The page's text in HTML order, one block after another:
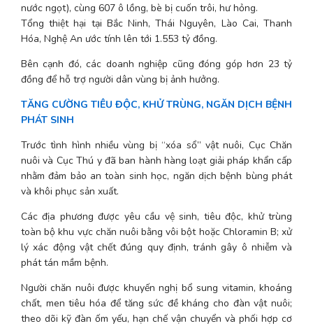
nước ngọt), cùng 607 ô lồng, bè bị cuốn trôi, hư hỏng.
Tổng thiệt hại tại Bắc Ninh, Thái Nguyên, Lào Cai, Thanh
Hóa, Nghệ An ước tính lên tới 1.553 tỷ đồng.
Bên cạnh đó, các doanh nghiệp cũng đóng góp hơn 23 tỷ
đồng để hỗ trợ người dân vùng bị ảnh hưởng.
TĂNG CƯỜNG TIÊU ĐỘC, KHỬ TRÙNG, NGĂN DỊCH BỆNH
PHÁT SINH
Trước tình hình nhiều vùng bị “xóa sổ” vật nuôi, Cục Chăn
nuôi và Cục Thú y đã ban hành hàng loạt giải pháp khẩn cấp
nhằm đảm bảo an toàn sinh học, ngăn dịch bệnh bùng phát
và khôi phục sản xuất.
Các địa phương được yêu cầu vệ sinh, tiêu độc, khử trùng
toàn bộ khu vực chăn nuôi bằng vôi bột hoặc Chloramin B; xử
lý xác động vật chết đúng quy định, tránh gây ô nhiễm và
phát tán mầm bệnh.
Người chăn nuôi được khuyến nghị bổ sung vitamin, khoáng
chất, men tiêu hóa để tăng sức đề kháng cho đàn vật nuôi;
theo dõi kỹ đàn ốm yếu, hạn chế vận chuyển và phối hợp cơ